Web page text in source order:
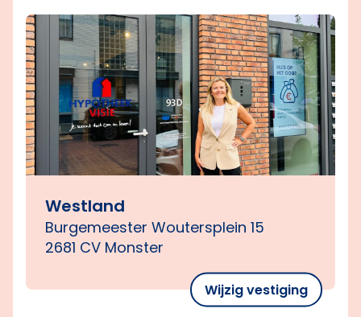
Westland
Burgemeester Woutersplein 15
2681 CV Monster
Wijzig vestiging